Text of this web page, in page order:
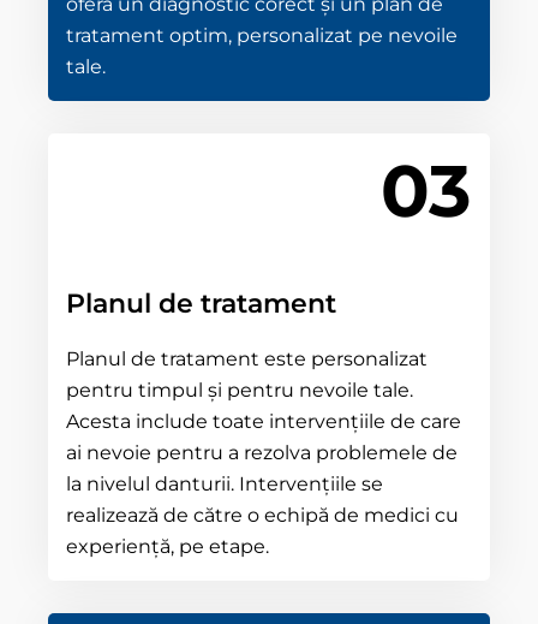
tratament optim, personalizat pe nevoile
tale.
03
Planul de tratament
Planul de tratament este personalizat
pentru timpul și pentru nevoile tale.
Acesta include toate intervențiile de care
ai nevoie pentru a rezolva problemele de
la nivelul danturii. Intervențiile se
realizează de către o echipă de medici cu
experiență, pe etape.